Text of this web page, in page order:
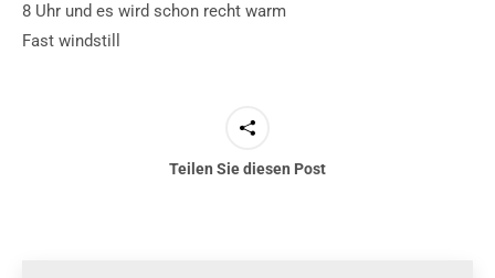
8 Uhr und es wird schon recht warm
Fast windstill
Teilen Sie diesen Post